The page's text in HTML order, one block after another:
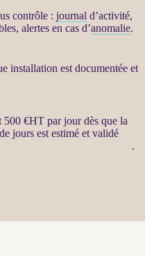
contrôle : journal d’activité,
alertesen cas d’anomalie.
installation est documentée et
500 €HTpar jour dès que la
jours est estimé et validé
.